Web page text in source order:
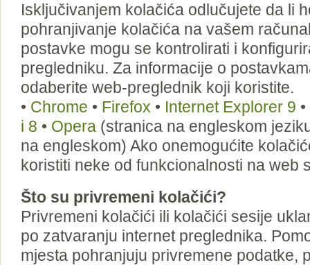
Isključivanjem kolačića odlučujete da li
pohranjivanje kolačića na vašem
postavke mogu se kontrolirati i
pregledniku. Za informacije o
odaberite web-preglednik koji koristite.
• Chrome • Firefox • Internet Explorer 9 •
i 8 • Opera (stranica na engleskom
na engleskom) Ako onemogućite
koristiti neke od funkcionalnosti na web
Što su privremeni kolačići?
Privremeni kolačići ili kolačići sesije
po zatvaranju internet preglednika.
mjesta pohranjuju privremene podatke,